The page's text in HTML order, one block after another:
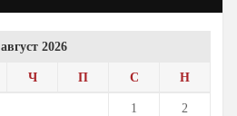
август 2026
Ч П С Н
1 2